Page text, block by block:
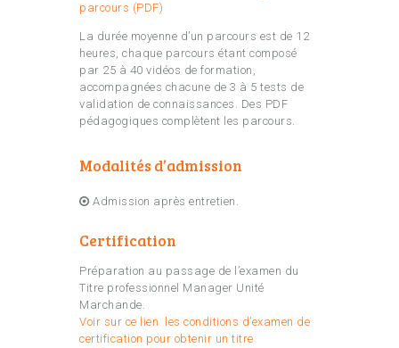
parcours (PDF)
La durée moyenne d’un parcours est de 12
heures, chaque parcours étant composé
par 25 à 40 vidéos de formation,
accompagnées chacune de 3 à 5 tests de
validation de connaissances. Des PDF
pédagogiques complètent les parcours.
Modalités d’admission
Admission après entretien.
Certification
Préparation au passage de l’examen du
Titre professionnel Manager Unité
Marchande.
Voir sur ce lien les conditions d’examen de
certification pour obtenir un titre